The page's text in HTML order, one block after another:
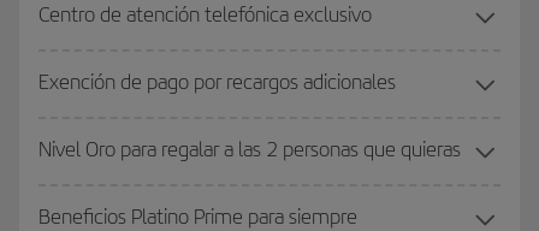
Centro de atención telefónica exclusivo
Exención de pago por recargos adicionales
Nivel Oro para regalar a las 2 personas que quieras
Beneficios Platino Prime para siempre